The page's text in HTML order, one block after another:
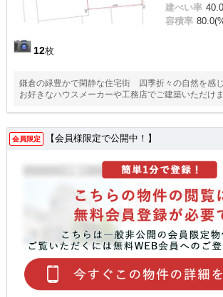
12枚
建ぺい率
容積率
鎌倉の緑豊かで閑静な住宅街 四季折々の自然を感じ
お好きなハウスメーカーや工務店でご建築いただけま
会員限定 【会員様限定で公開中！】